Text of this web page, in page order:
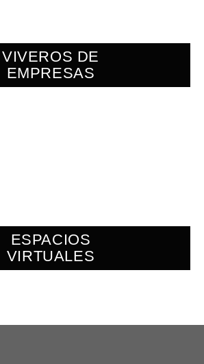
VIVEROS DE
EMPRESAS
ESPACIOS
VIRTUALES